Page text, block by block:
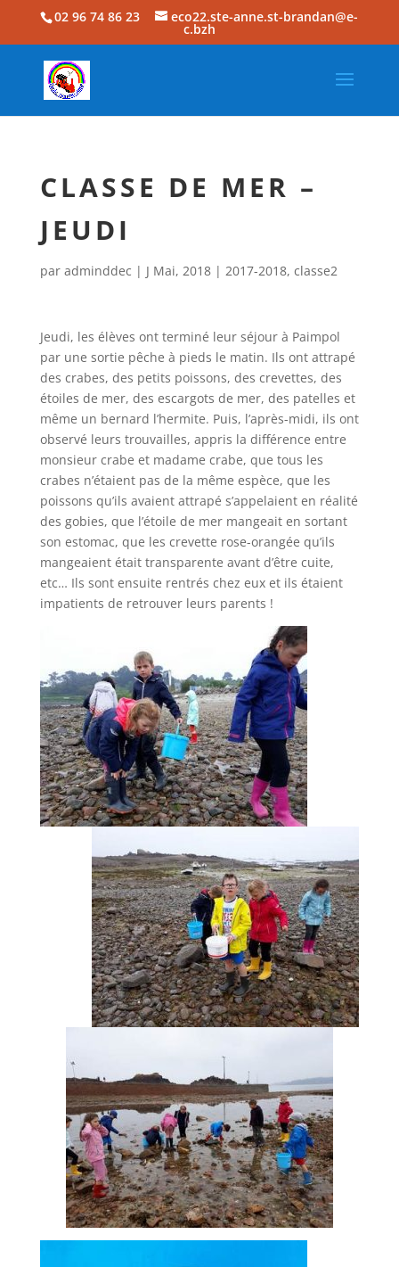
02 96 74 86 23 eco22.ste-anne.st-brandan@e-
c.bzh
CLASSE DE MER –
JEUDI
par adminddec | J Mai, 2018| 2017-2018, classe2
Jeudi, les élèves ont terminé leur séjour à Paimpol
par une sortie pêche à pieds le matin. Ils ont attrapé
des crabes, des petits poissons, des crevettes, des
étoiles de mer, des escargots de mer, des patelles et
même un bernard l’hermite. Puis, l’après-midi, ils ont
observé leurs trouvailles, appris la différence entre
monsieur crabe et madame crabe, que tous les
crabes n’étaient pas de la même espèce, que les
poissons qu’ils avaient attrapé s’appelaient en réalité
des gobies, que l’étoile de mer mangeait en sortant
son estomac, que les crevette rose-orangée qu’ils
mangeaient était transparente avant d’être cuite,
etc… Ils sont ensuite rentrés chez eux et ils étaient
impatients de retrouver leurs parents !